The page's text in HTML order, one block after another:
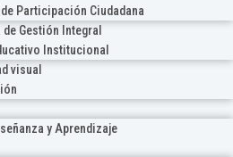
de Participación Ciudadana
Gestión Integral
Institucional
visual
y Aprendizaje